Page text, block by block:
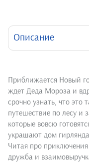
Описание
Приближается Новый
ждет Деда Мороза и
срочно узнать, что это
путешествие по лесу и
которые вовсю
украшают дом
Читая про
дружба и